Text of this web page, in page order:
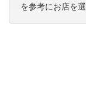
を参考にお店を